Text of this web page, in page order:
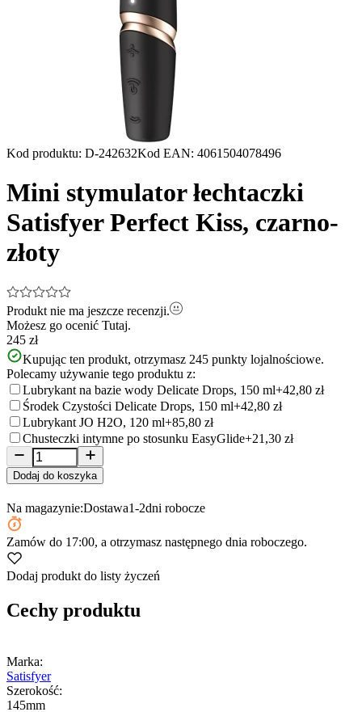
Kod produktu: D-242632Kod EAN: 4061504078496
Mini stymulator łechtaczki
Satisfyer Perfect Kiss, czarno-
złoty
Produkt nie ma jeszcze recenzji.
Możesz go ocenić Tutaj.
245 zł
Kupując ten produkt, otrzymasz 245 punkty lojalnościowe.
Polecamy używanie tego produktu z:
Lubrykant na bazie wody Delicate Drops, 150 ml+42,80 zł
Środek Czystości Delicate Drops, 150 ml+42,80 zł
Lubrykant JO H2O, 120 ml+85,80 zł
Chusteczki intymne po stosunku EasyGlide+21,30 zł
Dodaj do koszyka
Na magazynie:Dostawa1-2dni robocze
Zamów do 17:00, a otrzymasz następnego dnia roboczego.
Dodaj produkt do listy życzeń
Cechy produktu
Marka:
Satisfyer
Szerokość:
145mm